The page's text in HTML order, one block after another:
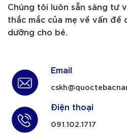
Chúng tôi luôn sẵn sàng tư
thắc mắc của mẹ về vấn đề
dưỡng cho bé.
Email
Điện thoại
091.102.1717